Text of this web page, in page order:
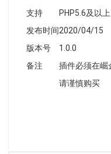
支持
发布时间
版本号
备注
PHP5.6及以上
2020/04/15
1.0.0
插件必须在崛
请谨慎购买